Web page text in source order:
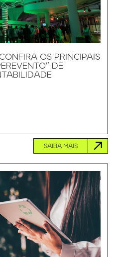
OS PRINCIPAIS
DE
SAIBA MAIS